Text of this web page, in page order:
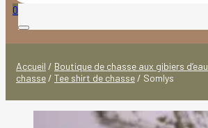
produits
0
Accueil / Boutique de chasse aux gibiers d’eau
chasse / Tee shirt de chasse / Somlys